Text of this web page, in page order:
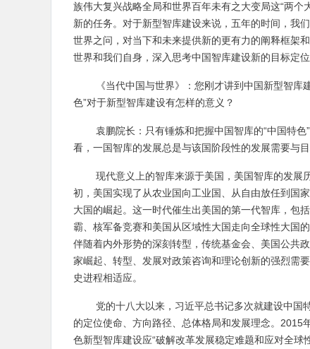
族伟大复兴战略全局和世界百年未有之大变局这“两个
新的任务。对于新型智库建设来说，五年的时间，我
世界之问，对当下和未来提供新的更有力的阐释框架
世界和我们自身，深入思考中国智库建设新的目标定位
《当代中国与世界》：您刚才讲到中国新型智库
色”对于新型智库建设有怎样的意义？
袁鹏院长：只有锤炼和把握中国智库的“中国特
看，一国智库的发展总是与该国阶段性的发展需要与
现代意义上的智库来源于美国，美国智库的发展
初，美国实现了从农业国向工业国、从自由放任到国
大国的崛起。这一时代催生出美国的第一代智库，包
霸、核军备竞赛和美国从区域性大国走向全球性大国
伴随着内外形势的深刻转型，传统基金会、美国公共
家崛起、转型、发展对政策咨询和理论创新的强烈需
史进程相适应。
党的十八大以来，习近平总书记多次就建设中
的定位使命、方向路径、总体格局和发展理念。
色新型智库建设应“破解改革发展稳定难题和应对全